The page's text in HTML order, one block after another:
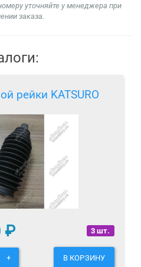
уточняйте у менеджера при
заказа.
рейки KATSURO
3 шт.
₽
+ В КОРЗИНУ